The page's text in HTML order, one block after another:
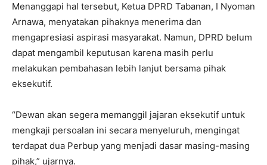
Menanggapi hal tersebut, Ketua DPRD Tabanan, I Nyoman
Arnawa, menyatakan pihaknya menerima dan
mengapresiasi aspirasi masyarakat. Namun, DPRD belum
dapat mengambil keputusan karena masih perlu
melakukan pembahasan lebih lanjut bersama pihak
eksekutif.
“Dewan akan segera memanggil jajaran eksekutif untuk
mengkaji persoalan ini secara menyeluruh, mengingat
terdapat dua Perbup yang menjadi dasar masing-masing
pihak,” ujarnya.